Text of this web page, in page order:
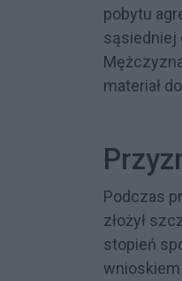
pobytu
sąsiedniej
materiał
Podczas
złożył
stopień